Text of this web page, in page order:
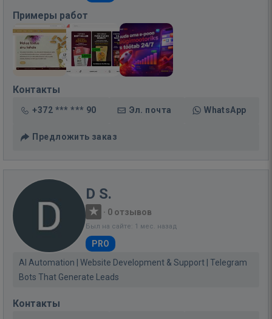
Примеры работ
Контакты
+372 *** *** 90 Эл. почта WhatsApp
Предложить заказ
D S.
· 0 отзывов
Был на сайте: 1 мес. назад
PRO
AI Automation | Website Development & Support | Telegram
Bots That Generate Leads
Контакты